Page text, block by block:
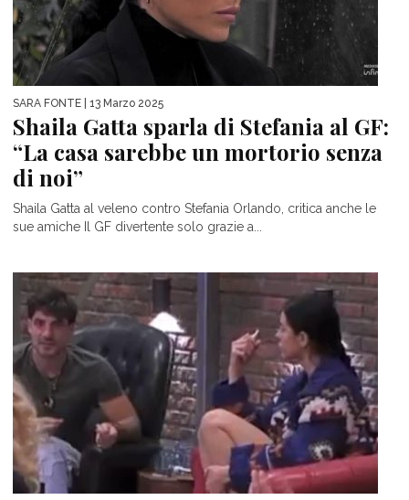
SARA FONTE | 13 Marzo 2025
Shaila Gatta sparla di Stefania al GF:
“La casa sarebbe un mortorio senza
di noi”
Shaila Gatta al veleno contro Stefania Orlando, critica anche le
sue amiche Il GF divertente solo grazie a...